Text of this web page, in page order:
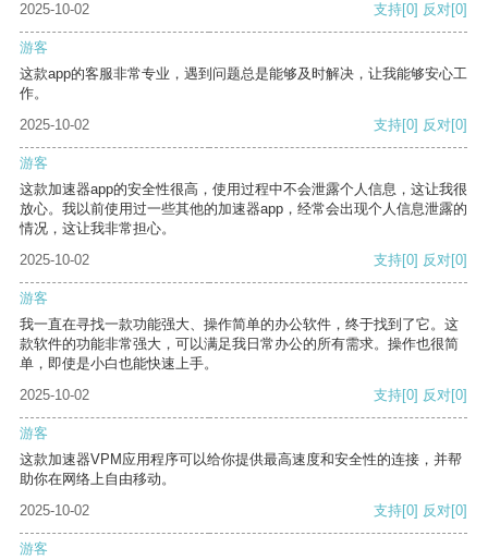
2025-10-02
支持[0] 反对[0]
游客
这款app的客服非常专业，遇到问题总是能够及时解决，让我能够安心工
作。
2025-10-02
支持[0] 反对[0]
游客
这款加速器app的安全性很高，使用过程中不会泄露个人信息，这让我很
放心。我以前使用过一些其他的加速器app，经常会出现个人信息泄露的
情况，这让我非常担心。
2025-10-02
支持[0] 反对[0]
游客
我一直在寻找一款功能强大、操作简单的办公软件，终于找到了它。这
款软件的功能非常强大，可以满足我日常办公的所有需求。操作也很简
单，即使是小白也能快速上手。
2025-10-02
支持[0] 反对[0]
游客
这款加速器VPM应用程序可以给你提供最高速度和安全性的连接，并帮
助你在网络上自由移动。
2025-10-02
支持[0] 反对[0]
游客